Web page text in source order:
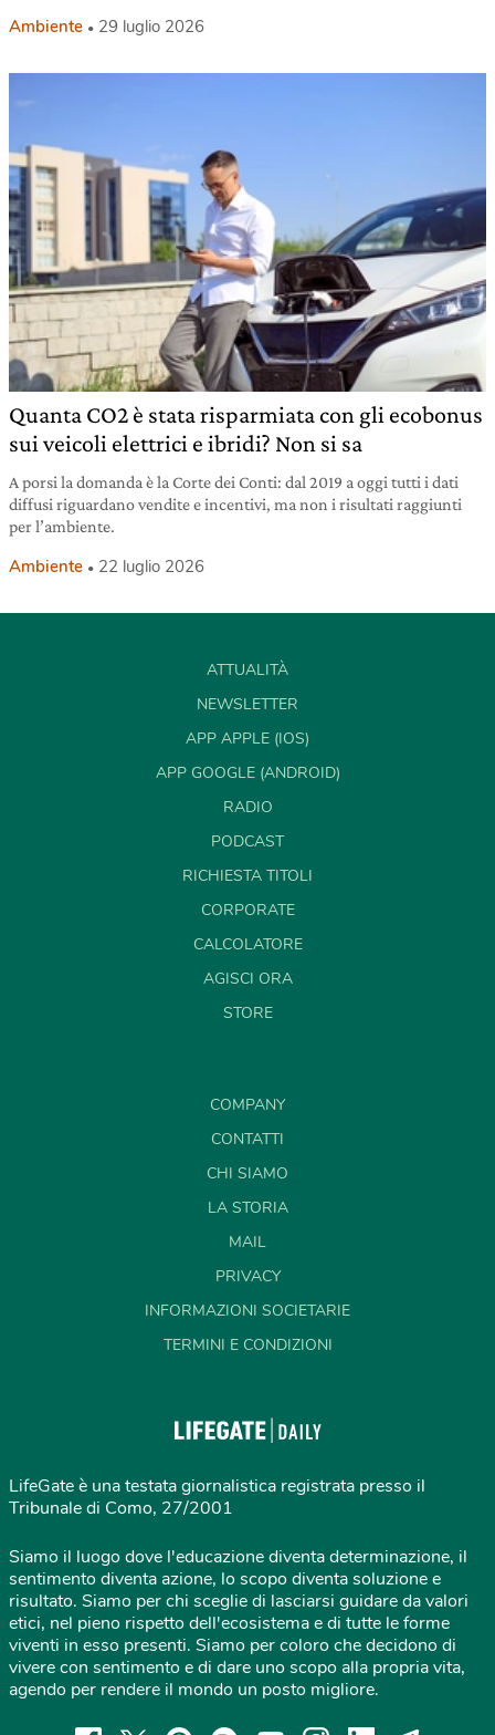
Ambiente 29 luglio 2026
Quanta CO2 è stata risparmiata con gli ecobonus
sui veicoli elettrici e ibridi? Non si sa
A porsi la domanda è la Corte dei Conti: dal 2019 a oggi tutti i dati
diffusi riguardano vendite e incentivi, ma non i risultati raggiunti
per l’ambiente.
Ambiente 22 luglio 2026
ATTUALITÀ
NEWSLETTER
APP APPLE (IOS)
APP GOOGLE (ANDROID)
RADIO
PODCAST
RICHIESTA TITOLI
CORPORATE
CALCOLATORE
AGISCI ORA
STORE
COMPANY
CONTATTI
CHI SIAMO
LA STORIA
MAIL
PRIVACY
INFORMAZIONI SOCIETARIE
TERMINI E CONDIZIONI
LifeGate è una testata giornalistica registrata presso il
Tribunale di Como, 27/2001
Siamo il luogo dove l'educazione diventa determinazione, il
sentimento diventa azione, lo scopo diventa soluzione e
risultato. Siamo per chi sceglie di lasciarsi guidare da valori
etici, nel pieno rispetto dell'ecosistema e di tutte le forme
viventi in esso presenti. Siamo per coloro che decidono di
vivere con sentimento e di dare uno scopo alla propria vita,
agendo per rendere il mondo un posto migliore.